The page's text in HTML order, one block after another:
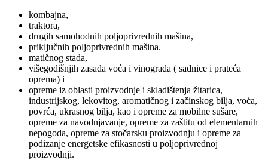
kombajna,
traktora,
drugih samohodnih poljoprivrednih mašina,
priključnih poljoprivrednih mašina.
matičnog stada,
višegodišnjih zasada voća i vinograda ( sadnice i prateća
oprema) i
opreme iz oblasti proizvodnje i skladištenja žitarica,
industrijskog, lekovitog, aromatičnog i začinskog bilja, voća,
povrća, ukrasnog bilja, kao i opreme za mobilne sušare,
opreme za navodnjavanje, opreme za zaštitu od elementarnih
nepogoda, opreme za stočarsku proizvodnju i opreme za
podizanje energetske efikasnosti u poljoprivrednoj
proizvodnji.